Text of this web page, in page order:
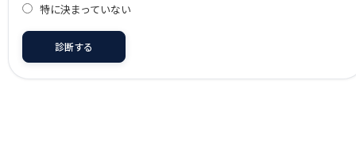
特に決まっていない
診断する